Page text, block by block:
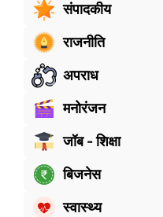
संपादकीय
राजनीति
अपराध
मनोरंजन
जॉब - शिक्षा
बिजनेस
स्वास्थ्य